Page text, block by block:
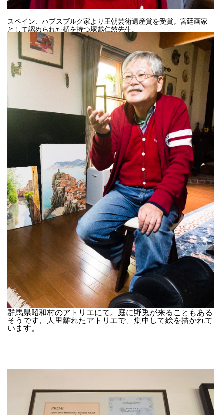
スペイン、ハプスブルク家より王朝芸術遺産賞を受賞。宮廷画家
として認められた楯を持つ塚越仁慈先生。
群馬県昭和村のアトリエにて。庭に野兎が来ることもある
そうです。人里離れたアトリエで、集中して絵を描かれて
います。